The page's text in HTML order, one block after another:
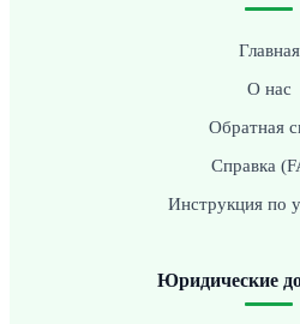
Главная
О нас
Обратная
Справка
Инструкция по
Юридические